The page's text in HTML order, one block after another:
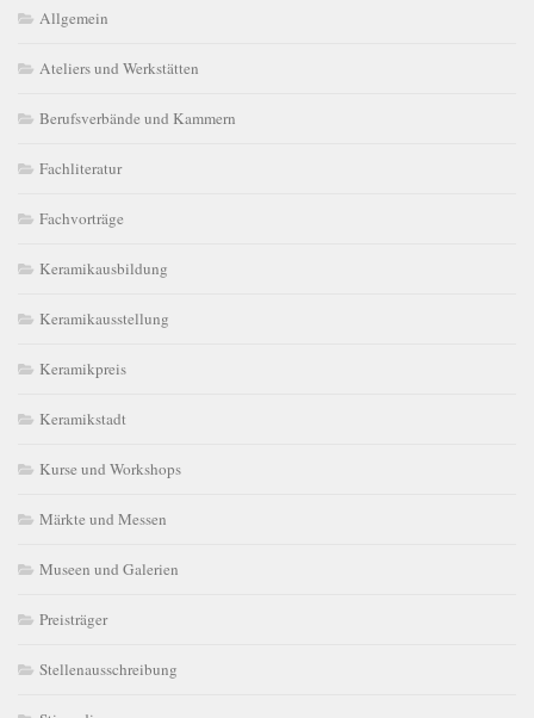
Allgemein
Ateliers und Werkstätten
Berufsverbände und Kammern
Fachliteratur
Fachvorträge
Keramikausbildung
Keramikausstellung
Keramikpreis
Keramikstadt
Kurse und Workshops
Märkte und Messen
Museen und Galerien
Preisträger
Stellenausschreibung